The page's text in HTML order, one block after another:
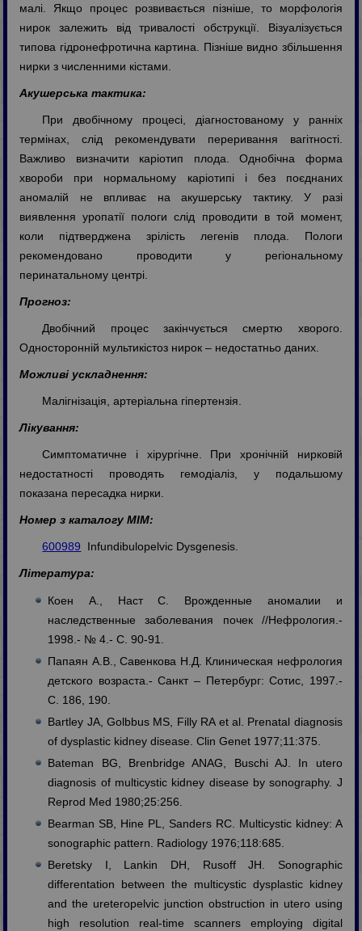
малі. Якщо процес розвивається пізніше, то морфологія
нирок залежить від тривалості обструкції. Візуалізується
типова гідронефротична картина. Пізніше видно збільшення
нирки з численними кістами.
Акушерська тактика:
При двобічному процесі, діагностованому у ранніх
термінах, слід рекомендувати переривання вагітності.
Важливо визначити каріотип плода. Однобічна форма
хвороби при нормальному каріотипі і без поєднаних
аномалій не впливає на акушерську тактику. У разі
виявлення уропатії пологи слід проводити в той момент,
коли підтверджена зрілість легенів плода. Пологи
рекомендовано проводити у регіональному
перинатальному центрі.
Прогноз:
Двобічний процес закінчується смертю хворого.
Односторонній мультикістоз нирок – недостатньо даних.
Можливі ускладнення:
Малігнізація, артеріальна гіпертензія.
Лікування:
Симптоматичне і хірургічне. При хронічній нирковій
недостатності проводять гемодіаліз, у подальшому
показана пересадка нирки.
Номер з каталогу МІМ:
600989 Infundibulopelvic Dysgenesis.
Література:
Коен А., Наст С. Врожденные аномалии и
наследственные заболевания почек //Нефрология.-
1998.- № 4.- C. 90-91.
Папаян А.В., Савенкова Н.Д. Клиническая нефрология
детского возраста.- Санкт – Петербург: Сотис, 1997.-
C. 186, 190.
Bartley JA, Golbbus MS, Filly RA et al. Prenatal diagnosis
of dysplastic kidney disease. Clin Genet 1977;11:375.
Bateman BG, Brenbridge ANAG, Buschi AJ. In utero
diagnosis of multicystic kidney disease by sonography. J
Reprod Med 1980;25:256.
Bearman SB, Hine PL, Sanders RC. Multicystic kidney: A
sonographic pattern. Radiology 1976;118:685.
Beretsky I, Lankin DH, Rusoff JH. Sonographic
differentation between the multicystic dysplastic kidney
and the ureteropelvic junction obstruction in utero using
high resolution real-time scanners employing digital